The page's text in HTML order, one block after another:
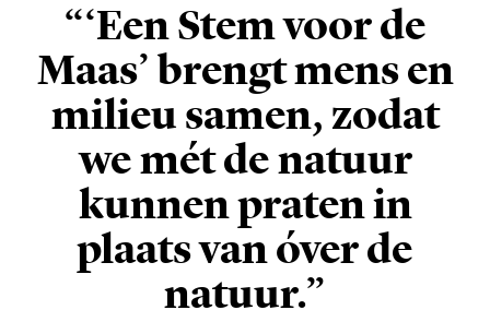
“‘Een Stem voor de
Maas’ brengt mens en
milieu samen, zodat
we mét de natuur
kunnen praten in
plaats van óver de
natuur.”